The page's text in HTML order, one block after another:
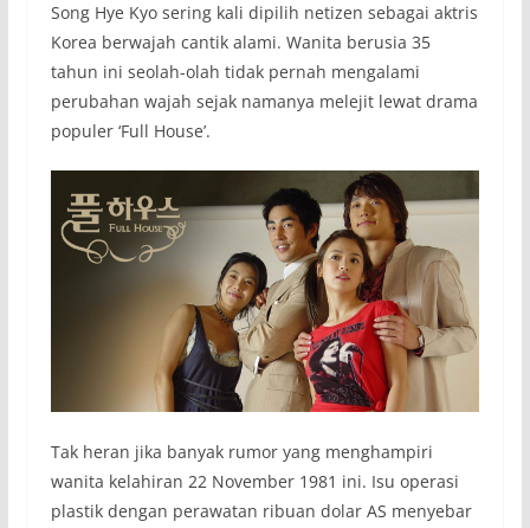
Song Hye Kyo sering kali dipilih netizen sebagai aktris
Korea berwajah cantik alami. Wanita berusia 35
tahun ini seolah-olah tidak pernah mengalami
perubahan wajah sejak namanya melejit lewat drama
populer ‘Full House’.
Tak heran jika banyak rumor yang menghampiri
wanita kelahiran 22 November 1981 ini. Isu operasi
plastik dengan perawatan ribuan dolar AS menyebar